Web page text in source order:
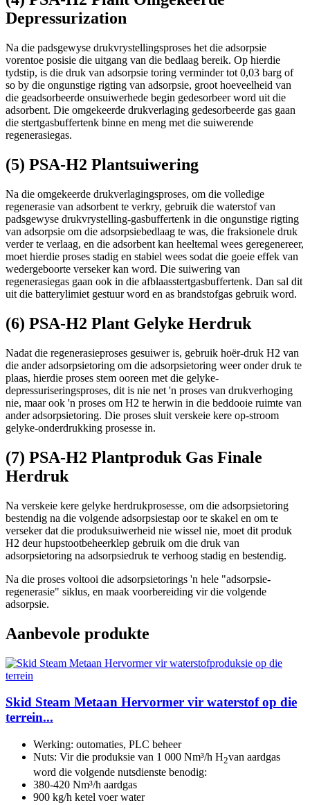
Depressurization
Na die padsgewyse drukvrystellingsproses het die adsorpsie
vorentoe posisie die uitgang van die bedlaag bereik. Op hierdie
tydstip, is die druk van adsorpsie toring verminder tot 0,03 barg of
so by die ongunstige rigting van adsorpsie, groot hoeveelheid van
die geadsorbeerde onsuiwerhede begin gedesorbeer word uit die
adsorbent. Die omgekeerde drukverlaging gedesorbeerde gas gaan
die stertgasbuffertenk binne en meng met die suiwerende
regenerasiegas.
(5) PSA-H2 Plantsuiwering
Na die omgekeerde drukverlagingsproses, om die volledige
regenerasie van adsorbent te verkry, gebruik die waterstof van
padsgewyse drukvrystelling-gasbuffertenk in die ongunstige rigting
van adsorpsie om die adsorpsiebedlaag te was, die fraksionele druk
verder te verlaag, en die adsorbent kan heeltemal wees geregenereer,
moet hierdie proses stadig en stabiel wees sodat die goeie effek van
wedergeboorte verseker kan word. Die suiwering van
regenerasiegas gaan ook in die afblaasstertgasbuffertenk. Dan sal dit
uit die batterylimiet gestuur word en as brandstofgas gebruik word.
(6) PSA-H2 Plant Gelyke Herdruk
Nadat die regenerasieproses gesuiwer is, gebruik hoër-druk H2 van
die ander adsorpsietoring om die adsorpsietoring weer onder druk te
plaas, hierdie proses stem ooreen met die gelyke-
depressuriseringsproses, dit is nie net 'n proses van drukverhoging
nie, maar ook 'n proses om H2 te herwin in die beddooie ruimte van
ander adsorpsietoring. Die proses sluit verskeie kere op-stroom
gelyke-onderdrukking prosesse in.
(7) PSA-H2 Plantproduk Gas Finale
Herdruk
Na verskeie kere gelyke herdrukprosesse, om die adsorpsietoring
bestendig na die volgende adsorpsiestap oor te skakel en om te
verseker dat die produksuiwerheid nie wissel nie, moet dit produk
H2 deur hupstootbeheerklep gebruik om die druk van
adsorpsietoring na adsorpsiedruk te verhoog stadig en bestendig.
Na die proses voltooi die adsorpsietorings 'n hele "adsorpsie-
regenerasie" siklus, en maak voorbereiding vir die volgende
adsorpsie.
Aanbevole produkte
Skid Steam Metaan Hervormer vir waterstof op die
terrein...
Werking: outomaties, PLC beheer
Nuts: Vir die produksie van 1 000 Nm³/h H2van aardgas
word die volgende nutsdienste benodig:
380-420 Nm³/h aardgas
900 kg/h ketel voer water